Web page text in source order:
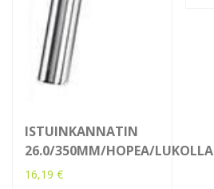
ISTUINKANNATIN
26.0/350MM/HOPEA/LUKOLLA
16,19 €